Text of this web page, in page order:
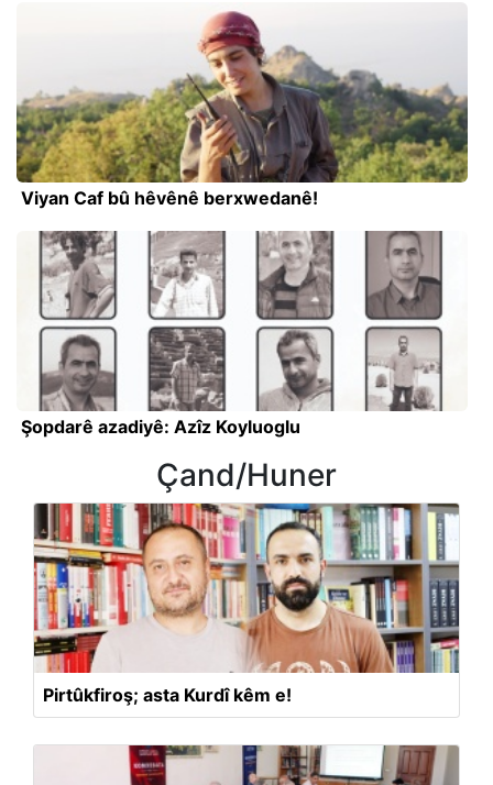
Viyan Caf bû hêvênê berxwedanê!
Şopdarê azadiyê: Azîz Koyluoglu
Çand/Huner
Pirtûkfiroş; asta Kurdî kêm e!